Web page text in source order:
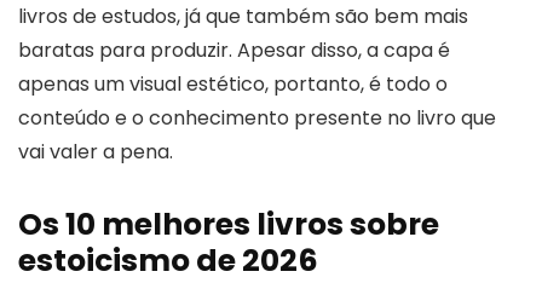
livros de estudos, já que também são bem mais
baratas para produzir. Apesar disso, a capa é
apenas um visual estético, portanto, é todo o
conteúdo e o conhecimento presente no livro que
vai valer a pena.
Os 10 melhores livros sobre
estoicismo de 2026